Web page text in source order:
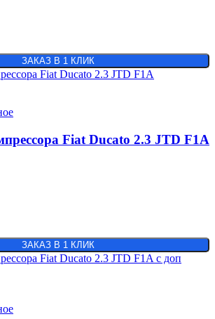
ЗАКАЗ В 1 КЛИК
Fiat Ducato 2.3 JTD F1A
ЗАКАЗ В 1 КЛИК